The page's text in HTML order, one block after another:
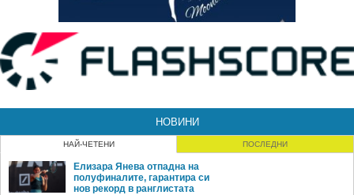
НОВИНИ
НАЙ-ЧЕТЕНИ ПОСЛЕДНИ
Елизара Янева отпадна на
полуфиналите, гарантира си
нов рекорд в ранглистата